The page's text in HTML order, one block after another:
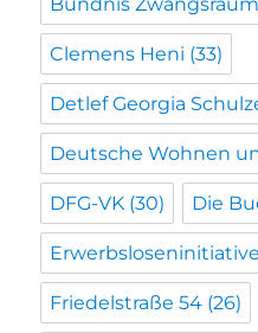
Clemens Heni (33)
Detlef Georgia
Deutsche Wohnen
DFG-VK (30) Die
Friedelstraße 54 (26)